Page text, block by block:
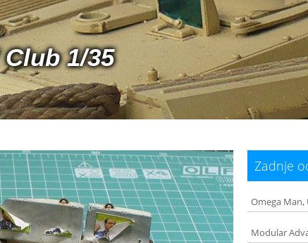
1/35
Zadnje
Omega Man,
Modular